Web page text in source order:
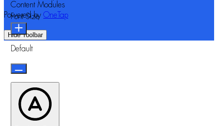
Powered by OneTap
Hide Toolbar
Content Modules
Font Size
Default